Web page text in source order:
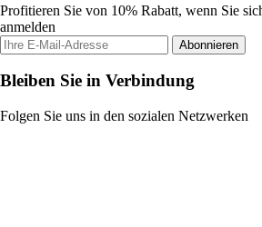
Profitieren Sie von 10% Rabatt, wenn Sie
anmelden
Abonnieren
Bleiben Sie in Verbindung
Folgen Sie uns in den sozialen Netzwerken